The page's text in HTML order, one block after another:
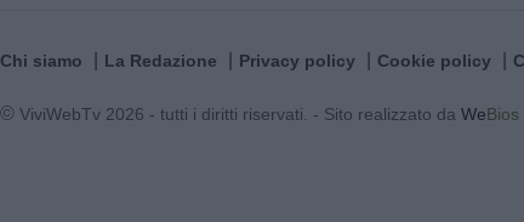
Chi siamo La Redazione Privacy policy Cookie policy
© ViviWebTv 2026 - tutti i diritti riservati. - Sito realizzato da WeBios